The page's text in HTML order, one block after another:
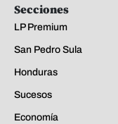
Secciones
LP Premium
San Pedro Sula
Honduras
Sucesos
Economía